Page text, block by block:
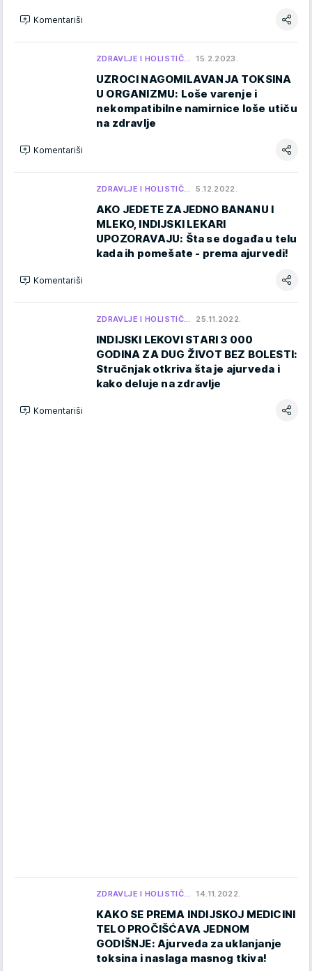
Komentariši
ZDRAVLJE I HOLISTIČ… 15.2.2023.
UZROCI NAGOMILAVANJA TOKSINA
U ORGANIZMU: Loše varenje i
nekompatibilne namirnice loše utiču
na zdravlje
Komentariši
ZDRAVLJE I HOLISTIČ… 5.12.2022.
AKO JEDETE ZAJEDNO BANANU I
MLEKO, INDIJSKI LEKARI
UPOZORAVAJU: Šta se događa u telu
kada ih pomešate - prema ajurvedi!
Komentariši
ZDRAVLJE I HOLISTIČ… 25.11.2022.
INDIJSKI LEKOVI STARI 3 000
GODINA ZA DUG ŽIVOT BEZ BOLESTI:
Stručnjak otkriva šta je ajurveda i
kako deluje na zdravlje
Komentariši
ZDRAVLJE I HOLISTIČ… 14.11.2022.
KAKO SE PREMA INDIJSKOJ MEDICINI
TELO PROČIŠĆAVA JEDNOM
GODIŠNJE: Ajurveda za uklanjanje
toksina i naslaga masnog tkiva!